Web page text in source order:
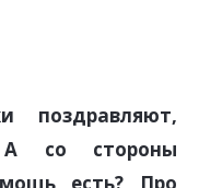
поздравляют,
со стороны